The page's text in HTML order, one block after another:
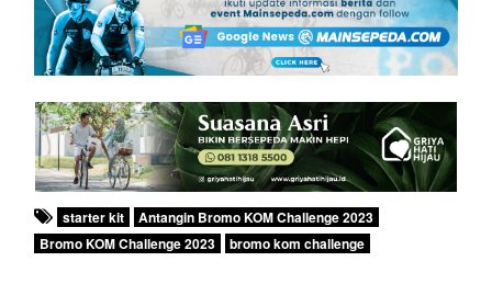
starter kit
Antangin Bromo KOM Challenge 2023
Bromo KOM Challenge 2023
bromo kom challenge